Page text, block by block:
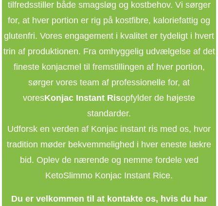
tilfredsstiller både smagsløg og kostbehov. Vi sørger
for, at hver portion er rig på kostfibre, kaloriefattig og
glutenfri. Vores engagement i kvalitet er tydeligt i hvert
trin af produktionen. Fra omhyggelig udvælgelse af det
fineste konjacmel til fremstillingen af ​​hver portion,
sørger vores team af professionelle for, at
voresKonjac Instant Risopfylder de højeste
standarder.
Udforsk en verden af ​​Konjac instant ris med os, hvor
tradition møder bekvemmelighed i hver eneste lækre
bid. Oplev de nærende og nemme fordele ved
KetoSlimmo Konjac Instant Rice.
Du er velkommen til at kontakte os, hvis du har